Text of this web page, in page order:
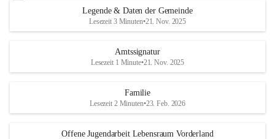
Legende & Daten der Gemeinde
Lesezeit 3 Minuten•21. Nov. 2025
Amtssignatur
Lesezeit 1 Minute•21. Nov. 2025
Familie
Lesezeit 2 Minuten•23. Feb. 2026
Offene Jugendarbeit Lebensraum Vorderland